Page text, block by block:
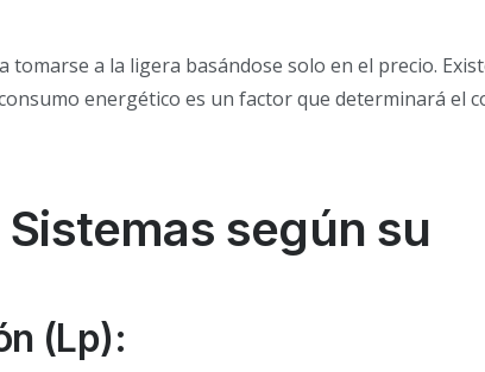
tomarse a la ligera basándose solo en el precio.
energético es un factor que determinará el
según su
(Lp):